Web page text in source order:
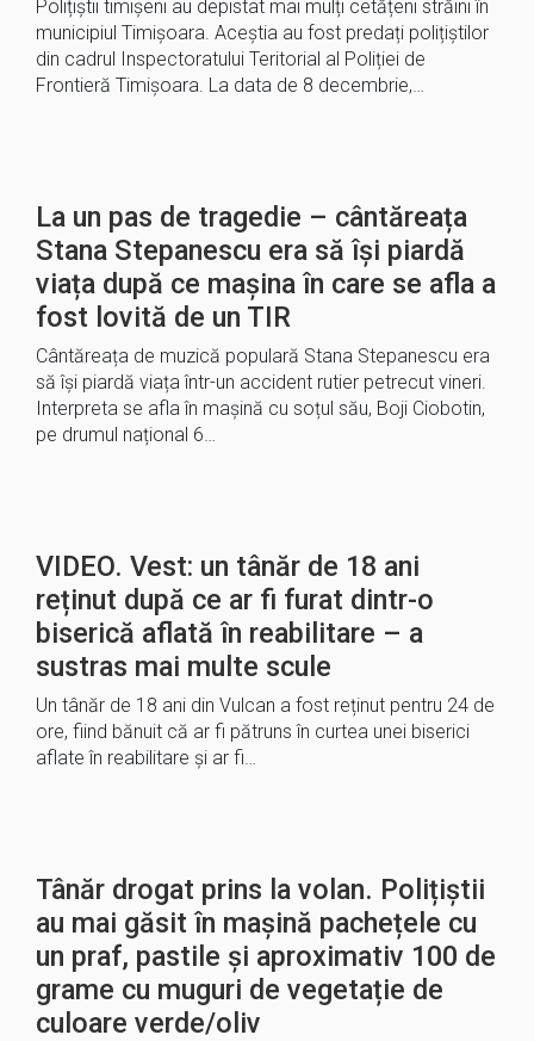
Polițiștii timișeni au depistat mai mulți cetățeni străini în
municipiul Timișoara. Aceștia au fost predați polițiștilor
din cadrul Inspectoratului Teritorial al Poliției de
Frontieră Timișoara. La data de 8 decembrie,…
La un pas de tragedie – cântăreața
Stana Stepanescu era să își piardă
viața după ce mașina în care se afla a
fost lovită de un TIR
Cântăreața de muzică populară Stana Stepanescu era
să își piardă viața într-un accident rutier petrecut vineri.
Interpreta se afla în mașină cu soțul său, Boji Ciobotin,
pe drumul național 6…
VIDEO. Vest: un tânăr de 18 ani
reținut după ce ar fi furat dintr-o
biserică aflată în reabilitare – a
sustras mai multe scule
Un tânăr de 18 ani din Vulcan a fost reținut pentru 24 de
ore, fiind bănuit că ar fi pătruns în curtea unei biserici
aflate în reabilitare și ar fi…
Tânăr drogat prins la volan. Polițiștii
au mai găsit în mașină pachețele cu
un praf, pastile și aproximativ 100 de
grame cu muguri de vegetație de
culoare verde/oliv